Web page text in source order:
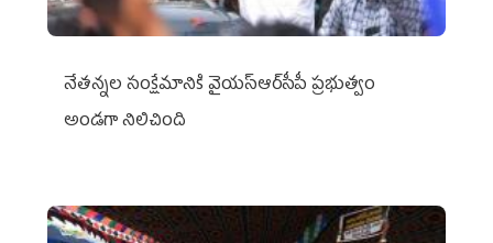
నేతన్నల సంక్షేమానికి వైయ‌స్ఆర్‌సీపీ ప్రభుత్వం
అండగా నిలిచింది